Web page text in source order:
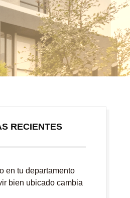
RECIENTES
en tu departamento
bien ubicado cambia